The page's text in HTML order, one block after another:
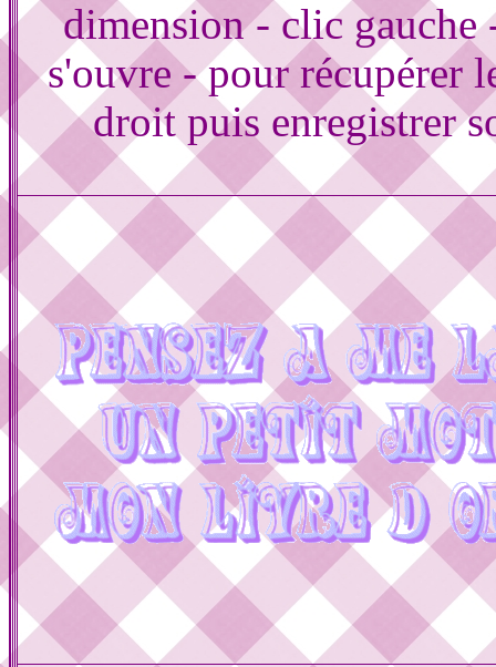
dimension - clic gauche
s'ouvre - pour récupérer
droit puis enregistrer